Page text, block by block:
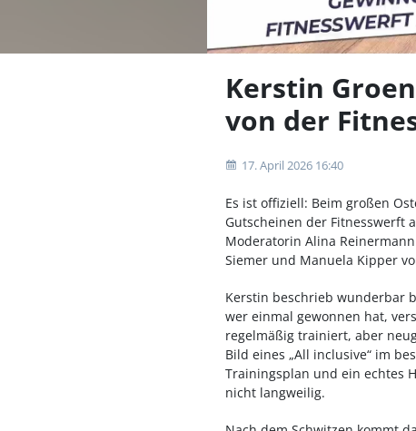
Kerstin
von der
17. April 2026 16:40
Es ist offiziell: Beim großen
Gutscheinen der Fitnesswerft
Moderatorin Alina
Siemer und Manuela Kipper
Kerstin beschrieb wunderbar
wer einmal gewonnen hat,
regelmäßig trainiert, aber
Bild eines „All inclusive“ im
Trainingsplan und ein echtes
nicht langweilig.